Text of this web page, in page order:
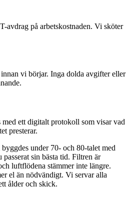
avdrag på arbetskostnaden. Vi sköter
vi börjar. Inga dolda avgifter eller
med ett digitalt protokoll som visar vad
presterar.
under 70- och 80-talet med
sin bästa tid. Filtren är
luftflödena stämmer inte längre.
el än nödvändigt. Vi servar alla
ålder och skick.